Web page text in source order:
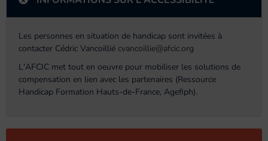
Les personnes en situation de handicap sont invitées à
contacter Cédric Vancoillié cvancoillie@afcic.org
L'AFCIC met tout en oeuvre pour mobiliser les solutions de
compensation en lien avec les partenaires (Ressource
Handicap Formation Hauts-de-France, Agefiph).